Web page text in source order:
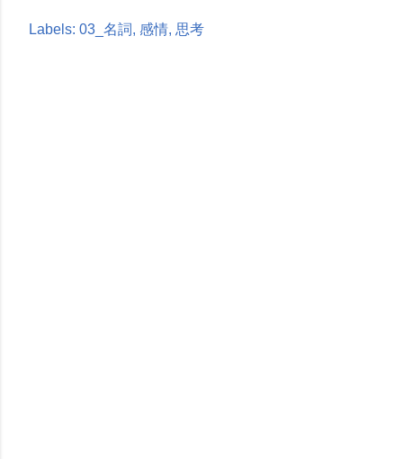
Labels: 03_名詞 感情 思考